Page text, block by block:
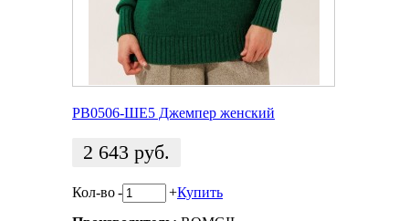
РВ0506-ШЕ5 Джемпер женский
2 643 руб.
Кол-во- +Купить